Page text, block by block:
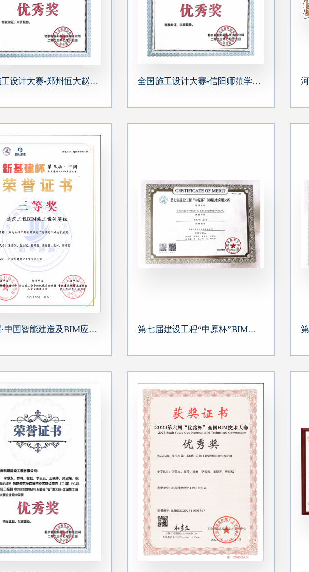
全国施工设计大赛-郑州恒大赵村安置区A-02-02地块 建设工程 全国施工设计大赛-信阳师范学院淮河校区建设项目(二期)PC总承包二标段
第三届·中国智能建造及BIM应用大赛-海马公馆三期项目 第七届建设工程“中原杯”BIM技术应用大赛-海马国际商务中心A1地块二期